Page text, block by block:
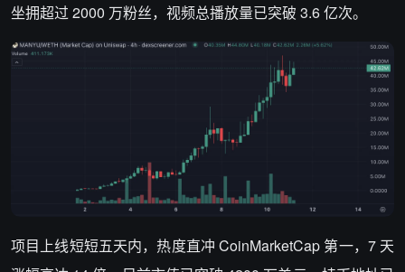
坐拥超过 2000 万粉丝，视频总播放量已突破 3.6 亿次。
项目上线短短五天内，热度直冲 CoinMarketCap 第一，7 天